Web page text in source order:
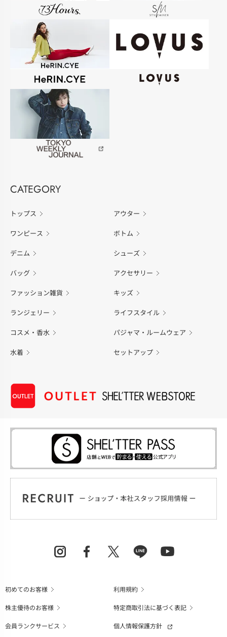
CATEGORY
トップス アウター
ワンピース ボトム
デニム シューズ
バッグ アクセサリー
ファッション雑貨 キッズ
ランジェリー ライフスタイル
コスメ・香水 パジャマ・ルームウェア
水着 セットアップ
初めてのお客様
利用規約
株主優待のお客様
特定商取引法に基づく表記
会員ランクサービス
個人情報保護方針